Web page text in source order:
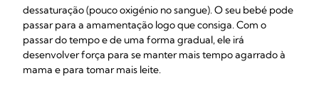
dessaturação (pouco oxigénio no sangue). O seu bebé pode
passar para a amamentação logo que consiga. Com o
passar do tempo e de uma forma gradual, ele irá
desenvolver força para se manter mais tempo agarrado à
mama e para tomar mais leite.